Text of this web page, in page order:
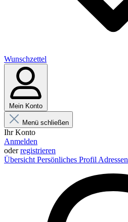
Wunschzettel
Mein Konto
Menü schließen
Ihr Konto
Anmelden
oderregistrieren
Übersicht Persönliches Profil Adressen